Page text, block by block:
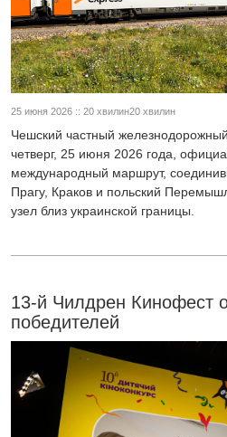
25 июня 2026 :: 20 хвилин20 хвилин
Чешский частный
четверг, 25 июня 2026 года,
международный маршрут,
Прагу, Краков и польский
узел близ украинской границы.
13-й Чилдрен Кинофест
победителей